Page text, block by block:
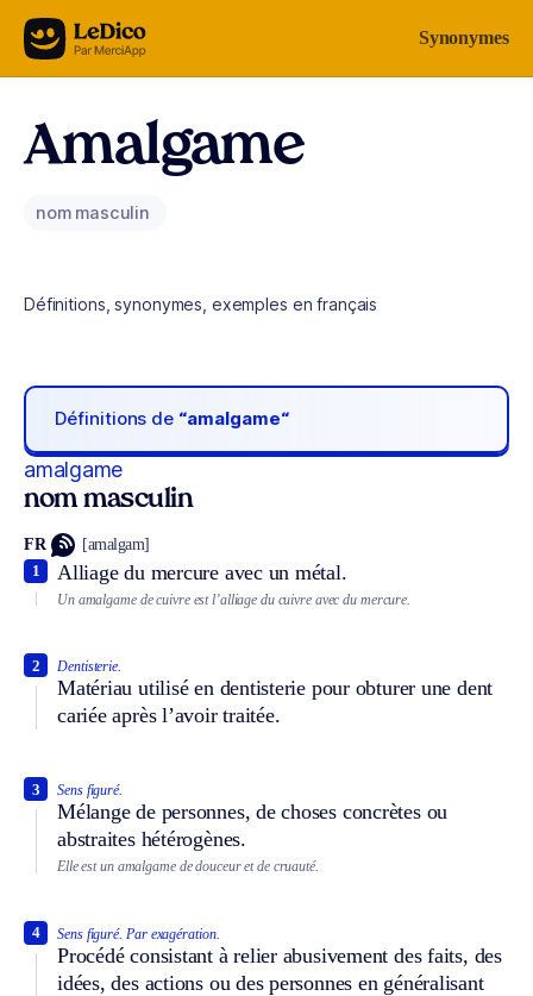
Aller au contenu Synonymes
Amalgame
nom masculin
Définitions, synonymes, exemples en français
Définitions de “amalgame“
amalgame
nom masculin
FR [amalgam]
Alliage du mercure avec un métal.
1
Un amalgame de cuivre est l’alliage du cuivre avec du mercure.
Dentisterie.
Matériau utilisé en dentisterie pour obturer une dent
cariée après l’avoir traitée.
2
Sens figuré.
Mélange de personnes, de choses concrètes ou
abstraites hétérogènes.
3
Elle est un amalgame de douceur et de cruauté.
Sens figuré. Par exagération.
Procédé consistant à relier abusivement des faits, des
idées, des actions ou des personnes en généralisant
4